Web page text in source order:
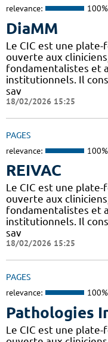
relevance: 100%
DiaMM
Le CIC est une
ouverte aux
fondamentalistes et
institutionnels. Il
sav
18/02/2026 15:25
PAGES
relevance: 100%
REIVAC
Le CIC est une
ouverte aux
fondamentalistes et
institutionnels. Il
sav
18/02/2026 15:25
PAGES
relevance: 100%
Pathologies
Le CIC est une